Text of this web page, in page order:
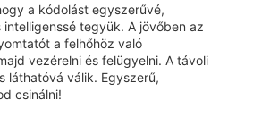
a kódolást egyszerűvé,
tegyük. A jövőben az
a felhőhöz való
vezérelni és felügyelni. A távoli
láthatóvá válik. Egyszerű,
csinálni!